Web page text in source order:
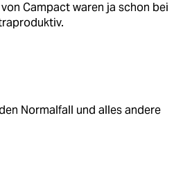
Campact waren ja schon bei
Normalfall und alles andere